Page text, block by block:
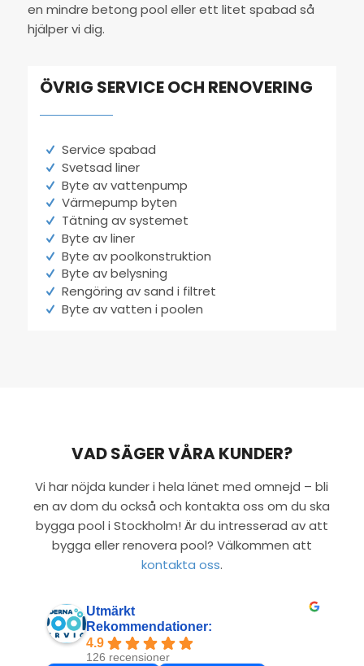
en mindre betong pool eller ett litet spabad så
hjälper vi dig.
ÖVRIG SERVICE OCH RENOVERING
Service spabad
Svetsad liner
Byte av vattenpump
Värmepump byten
Tätning av systemet
Byte av liner
Byte av poolkonstruktion
Byte av belysning
Rengöring av sand i filtret
Byte av vatten i poolen
VAD SÄGER VÅRA KUNDER?
Vi har nöjda kunder i hela länet med omnejd – bli
en av dom du också och kontakta oss om du ska
bygga pool i Stockholm! Är du intresserad av att
bygga eller renovera pool? Välkommen att
kontakta oss.
Utmärkt
Rekommendationer:
4.9
126 recensioner